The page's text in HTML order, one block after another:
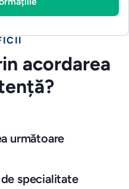
acordarea
următoare
specialitate